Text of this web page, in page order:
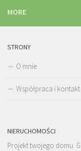
MORE
STRONY
O mnie
Współpraca i kontakt
NIERUCHOMOŚCI
Projekt twojego domu.